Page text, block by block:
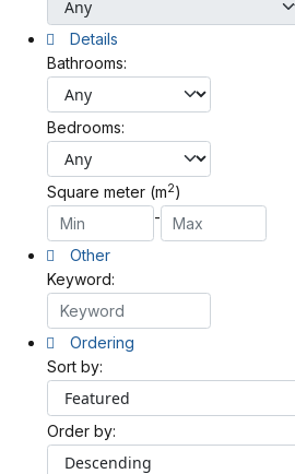
Details
Bathrooms:
Bedrooms:
Square meter (m2)
-
Other
Keyword:
Ordering
Sort by:
Order by: